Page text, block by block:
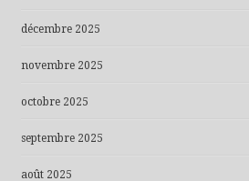
décembre 2025
novembre 2025
octobre 2025
septembre 2025
août 2025